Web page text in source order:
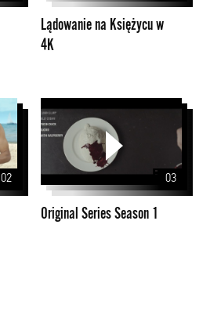
Lądowanie na Księżycu w
4K
02
Original
Series
Season
03
Original Series Season 1